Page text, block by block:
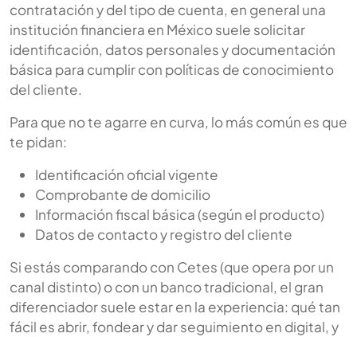
contratación y del tipo de cuenta, en general una
institución financiera en México suele solicitar
identificación, datos personales y documentación
básica para cumplir con políticas de conocimiento
del cliente.
Para que no te agarre en curva, lo más común es que
te pidan:
Identificación oficial vigente
Comprobante de domicilio
Información fiscal básica (según el producto)
Datos de contacto y registro del cliente
Si estás comparando con Cetes (que opera por un
canal distinto) o con un banco tradicional, el gran
diferenciador suele estar en la experiencia: qué tan
fácil es abrir, fondear y dar seguimiento en digital, y